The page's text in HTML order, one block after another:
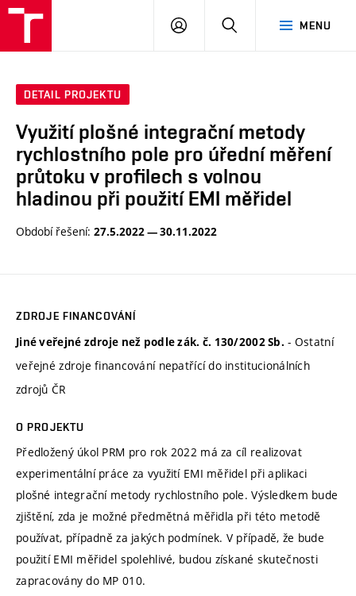
MENU
PŘIHLÁSIT
DETAIL PROJEKTU
Využití plošné integrační metody
rychlostního pole pro úřední měření
průtoku v profilech s volnou
hladinou při použití EMI měřidel
Období řešení: 27.5.2022 — 30.11.2022
ZDROJE FINANCOVÁNÍ
Jiné veřejné zdroje než podle zák. č. 130/2002 Sb. - Ostatní
veřejné zdroje financování nepatřící do institucionálních
zdrojů ČR
O PROJEKTU
Předložený úkol PRM pro rok 2022 má za cíl realizovat
experimentální práce za využití EMI měřidel při aplikaci
plošné integrační metody rychlostního pole. Výsledkem bude
zjištění, zda je možné předmětná měřidla při této metodě
používat, případně za jakých podmínek. V případě, že bude
použití EMI měřidel spolehlivé, budou získané skutečnosti
zapracovány do MP 010.